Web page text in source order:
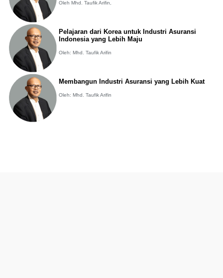
Oleh Mhd. Taufik Arifin,
Pelajaran dari Korea untuk Industri Asuransi
Indonesia yang Lebih Maju
Oleh: Mhd. Taufik Arifin
Membangun Industri Asuransi yang Lebih Kuat
Oleh: Mhd. Taufik Arifin